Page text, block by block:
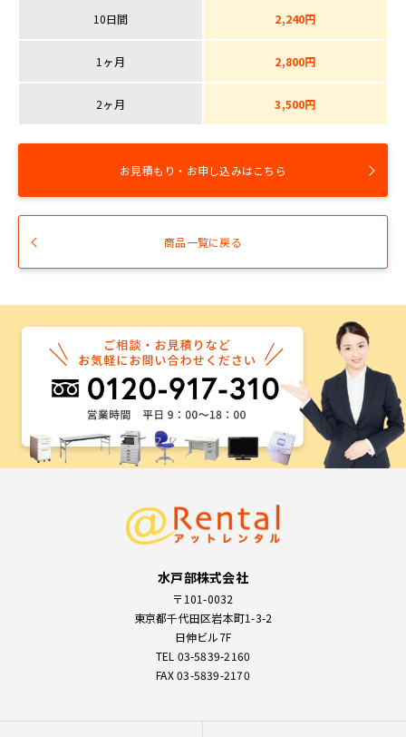
10日間 2,240円
1ヶ月 2,800円
2ヶ月 3,500円
お見積もり・お申し込みはこちら
商品一覧に戻る
水戸部株式会社
〒101-0032
東京都千代田区岩本町1-3-2
日伸ビル7F
TEL 03-5839-2160
FAX 03-5839-2170